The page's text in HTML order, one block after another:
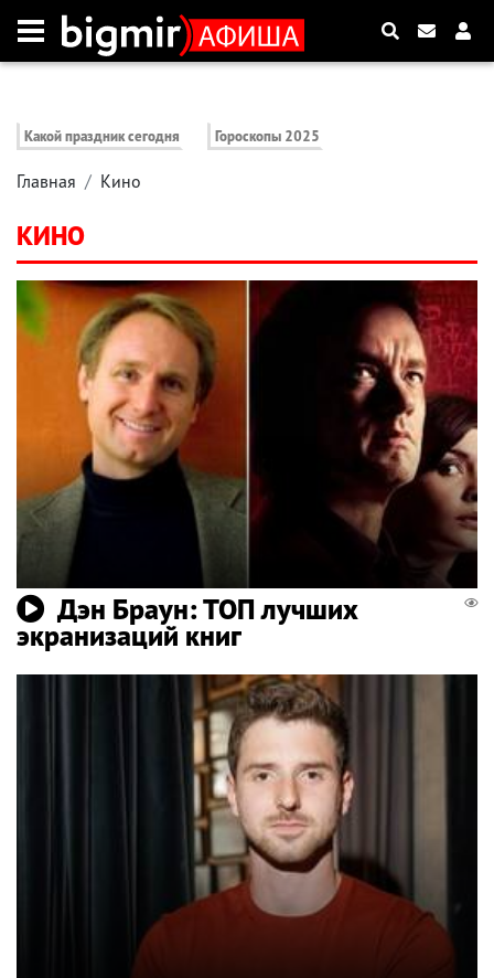
Какой праздник сегодня Гороскопы 2025
Главная Кино
КИНО
Дэн Браун: ТОП лучших
экранизаций книг